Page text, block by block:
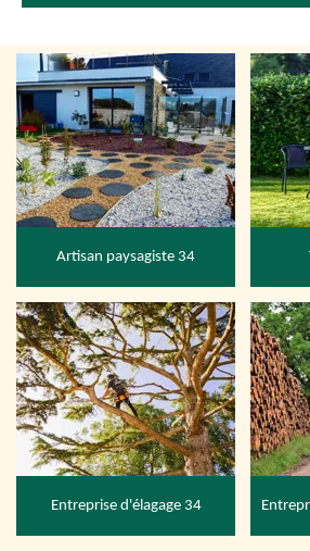
Artisan paysagiste 34
Entreprise d'élagage 34